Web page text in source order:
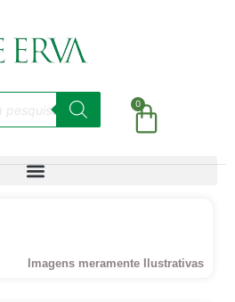
0
Imagens meramente Ilustrativas